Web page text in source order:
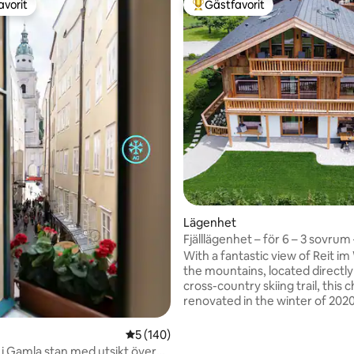
betyg, 71 omdömen 5 av 5 i genomsnittligt betyg, 140
5 (140)
Populär gästfavorit
Gästfavorit
Lägenhet
Fjälllägenhet – för 6 – 3 sovrum
Bergstadl
With a fantastic view of Reit im
the mountains, located
cross-country skiing trail, this
renovated in the winter of